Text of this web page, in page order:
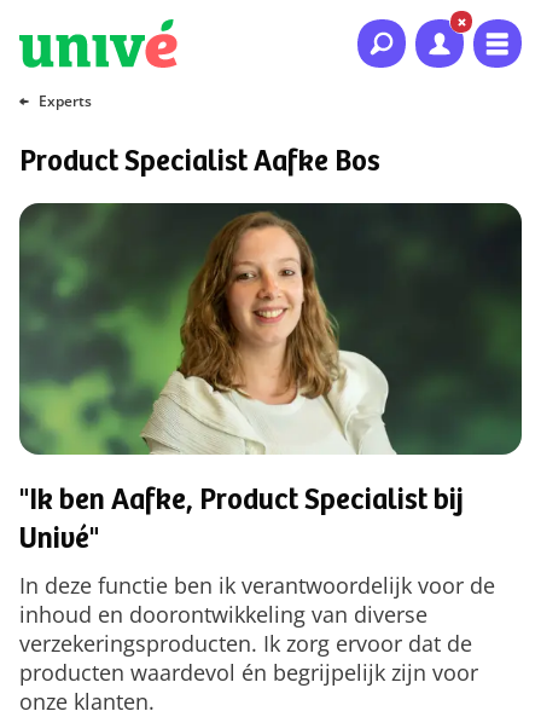
Naar hoofdinhoud
Naar hoofdnavigatie
Naar footer
Experts
Product Specialist Aafke Bos
"Ik ben Aafke, Product Specialist bij
Univé"
In deze functie ben ik verantwoordelijk voor de
inhoud en doorontwikkeling van diverse
verzekeringsproducten. Ik zorg ervoor dat de
producten waardevol én begrijpelijk zijn voor
onze klanten.